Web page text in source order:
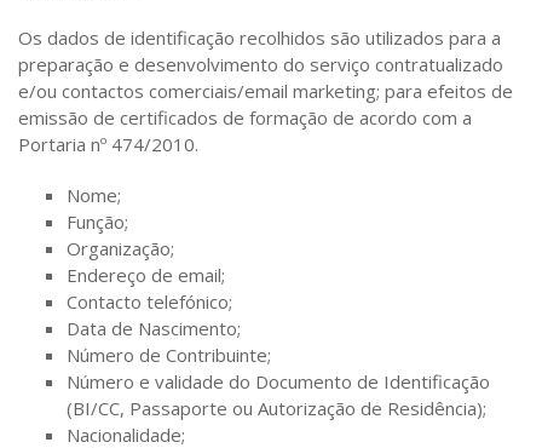
Os dados de identificação recolhidos são utilizados para a
preparação e desenvolvimento do serviço contratualizado
e/ou contactos comerciais/email marketing; para efeitos de
emissão de certificados de formação de acordo com a
Portaria nº 474/2010.
Nome;
Função;
Organização;
Endereço de email;
Contacto telefónico;
Data de Nascimento;
Número de Contribuinte;
Número e validade do Documento de Identificação
(BI/CC, Passaporte ou Autorização de Residência);
Nacionalidade;